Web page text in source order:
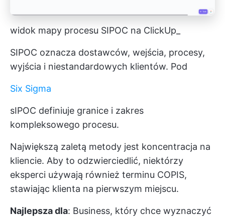
widok mapy procesu SIPOC na ClickUp_
SIPOC oznacza dostawców, wejścia, procesy,
wyjścia i niestandardowych klientów. Pod
Six Sigma
sIPOC definiuje granice i zakres
kompleksowego procesu.
Największą zaletą metody jest koncentracja na
kliencie. Aby to odzwierciedlić, niektórzy
eksperci używają również terminu COPIS,
stawiając klienta na pierwszym miejscu.
Najlepsza dla: Business, który chce wyznaczyć